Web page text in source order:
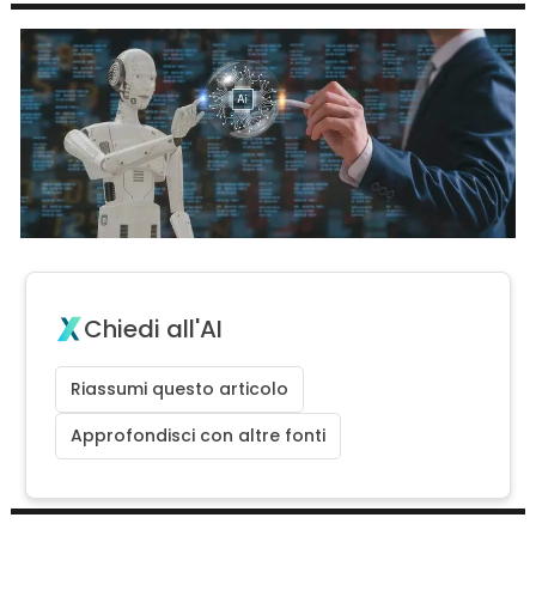
Chiedi all'AI
Riassumi questo articolo
Approfondisci con altre fonti